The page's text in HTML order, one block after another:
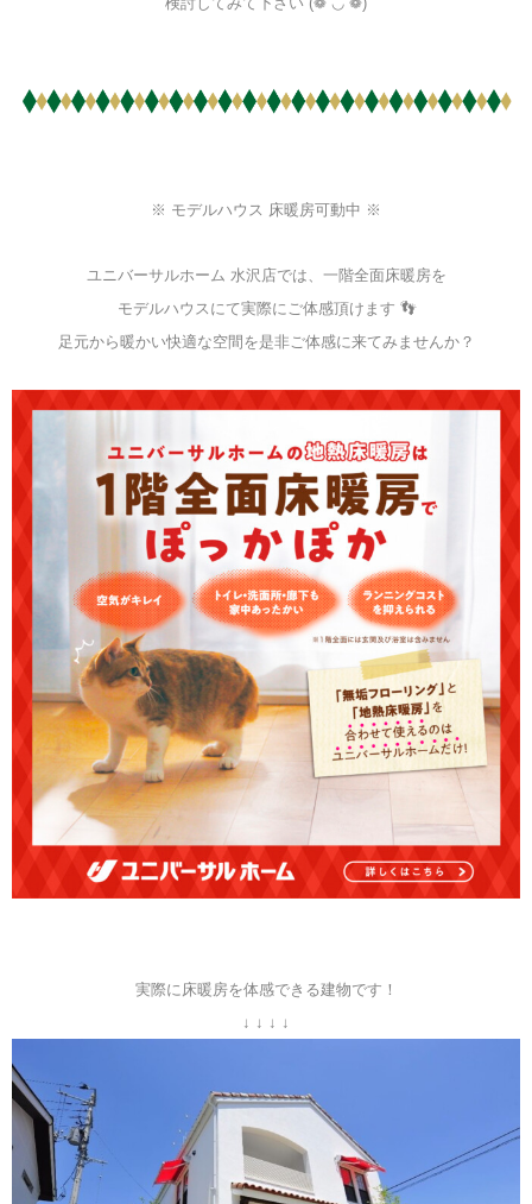
※ モデルハウス 床暖房可動中 ※
ユニバーサルホーム 水沢店では、一階全面床暖房を
モデルハウスにて実際にご体感頂けます 👣
足元から暖かい快適な空間を是非ご体感に来てみませんか？
実際に床暖房を体感できる建物です！
↓ ↓ ↓ ↓